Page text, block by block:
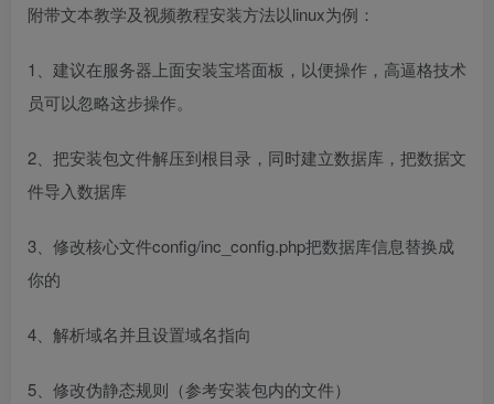
附带文本教学及视频教程安装方法以linux为例：
1、建议在服务器上面安装宝塔面板，以便操作，高逼格技术
员可以忽略这步操作。
2、把安装包文件解压到根目录，同时建立数据库，把数据文
件导入数据库
3、修改核心文件config/inc_config.php把数据库信息替换成
你的
4、解析域名并且设置域名指向
5、修改伪静态规则（参考安装包内的文件）